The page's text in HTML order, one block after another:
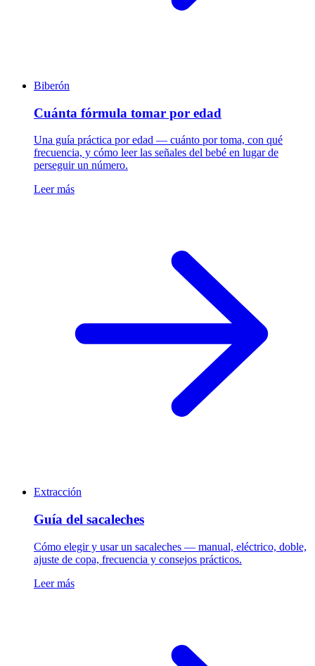
Biberón
Cuánta fórmula tomar por edad
Una guía práctica por edad — cuánto por toma, con qué
frecuencia, y cómo leer las señales del bebé en lugar de
perseguir un número.
Leer más
Extracción
Guía del sacaleches
Cómo elegir y usar un sacaleches — manual, eléctrico, doble,
ajuste de copa, frecuencia y consejos prácticos.
Leer más